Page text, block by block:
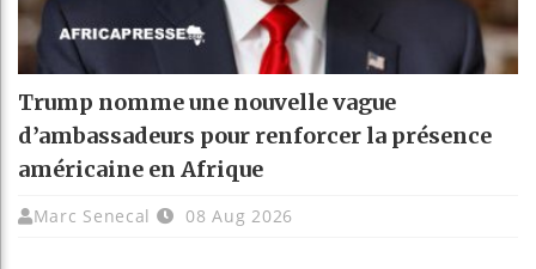
Trump nomme une nouvelle vague
d’ambassadeurs pour renforcer la présence
américaine en Afrique
Marc Senecal 08 Aug 2026